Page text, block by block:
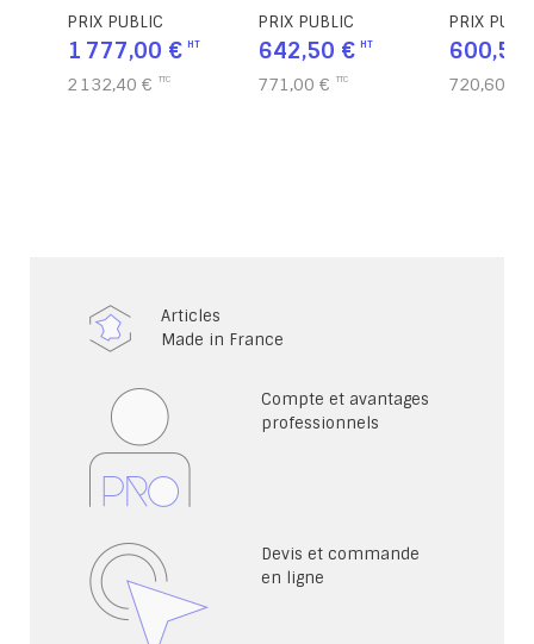
roulettes - L122 x
P60 x H77,5 cm
PRIX PUBLIC
1 777,00 €
2 132,40 €
PRIX PUBLIC
642,50 €
771,00 €
PRIX
600,50
720,60 €
Articles
Made in France
Compte et avantages
professionnels
Devis et commande
en ligne